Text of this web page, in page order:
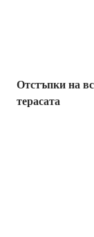
Отстъпки на
терасата